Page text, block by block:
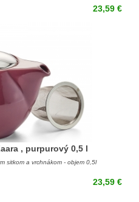
23,59 €
, purpurový 0,5 l
sitkom a vrchnákom - objem 0,5l
23,59 €